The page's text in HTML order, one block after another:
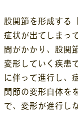
股関節を形成する
症状が出てしまっ
間がかかり、股関
変形していく疾患
に伴って進行し、
関節の変形自体を
で、変形が進行し